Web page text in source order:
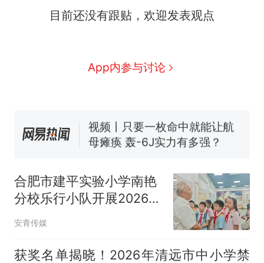
目前还没有跟贴，欢迎发表观点
App内参与讨论
新 5万的小车卖不动，40万以
视频丨只要一枚命中就能让航
母瘫痪 轰-6J实力有多强？
年，网友淘到后寄给女儿：花
鸟市场搬了，但爱还在
网友称甘肃麦积山景区看完所
有石窟需2000元，景区：部分
石窟受特别保护，游客可按需
十多万人报名的考试，成绩
合肥市建平实验小学南艳
分校乐行小队开展2026年
暑期爱国主义教育实践活
安青传媒
获奖名单揭晓！2026年清远市中小学禁